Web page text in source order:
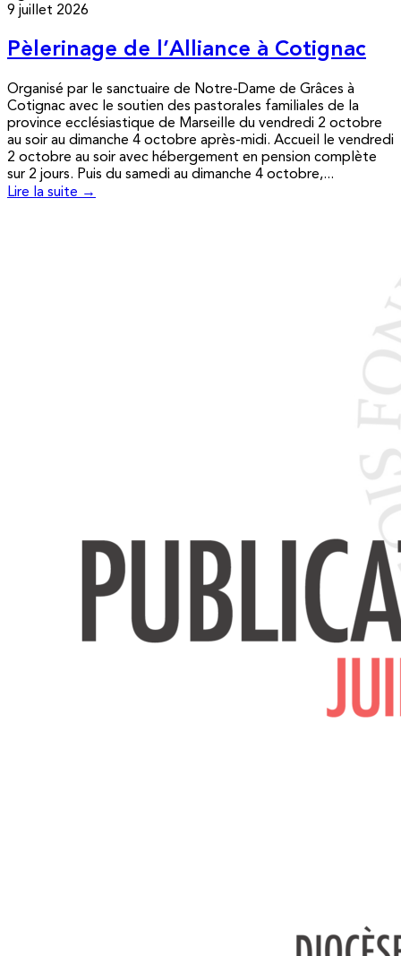
9 juillet 2026
Pèlerinage de l’Alliance à Cotignac
Organisé par le sanctuaire de Notre-Dame de Grâces à
Cotignac avec le soutien des pastorales familiales de la
province ecclésiastique de Marseille du vendredi 2 octobre
au soir au dimanche 4 octobre après-midi. Accueil le vendredi
2 octobre au soir avec hébergement en pension complète
sur 2 jours. Puis du samedi au dimanche 4 octobre,...
Lire la suite →